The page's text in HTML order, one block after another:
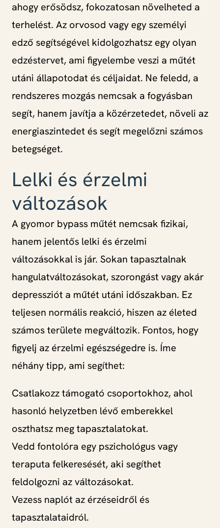
ahogy erősödsz, fokozatosan növelheted a
terhelést. Az orvosod vagy egy személyi
edző segítségével kidolgozhatsz egy olyan
edzéstervet, ami figyelembe veszi a műtét
utáni állapotodat és céljaidat. Ne feledd, a
rendszeres mozgás nemcsak a fogyásban
segít, hanem javítja a közérzetedet, növeli az
energiaszintedet és segít megelőzni számos
betegséget.
Lelki és érzelmi
változások
A gyomor bypass műtét nemcsak fizikai,
hanem jelentős lelki és érzelmi
változásokkal is jár. Sokan tapasztalnak
hangulatváltozásokat, szorongást vagy akár
depressziót a műtét utáni időszakban. Ez
teljesen normális reakció, hiszen az életed
számos területe megváltozik. Fontos, hogy
figyelj az érzelmi egészségedre is. Íme
néhány tipp, ami segíthet:
Csatlakozz támogató csoportokhoz, ahol
hasonló helyzetben lévő emberekkel
oszthatsz meg tapasztalatokat.
Vedd fontolóra egy pszichológus vagy
teraputa felkeresését, aki segíthet
feldolgozni az változásokat.
Vezess naplót az érzéseidről és
tapasztalataidról.